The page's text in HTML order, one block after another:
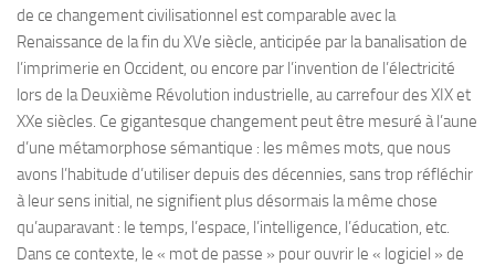
de ce changement civilisationnel est comparable avec la
Renaissance de la fin du XVe siècle, anticipée par la banalisation de
l’imprimerie en Occident, ou encore par l’invention de l’électricité
lors de la Deuxième Révolution industrielle, au carrefour des XIX et
XXe siècles. Ce gigantesque changement peut être mesuré à l’aune
d’une métamorphose sémantique : les mêmes mots, que nous
avons l’habitude d’utiliser depuis des décennies, sans trop réfléchir
à leur sens initial, ne signifient plus désormais la même chose
qu’auparavant : le temps, l’espace, l’intelligence, l’éducation, etc.
Dans ce contexte, le « mot de passe » pour ouvrir le « logiciel » de